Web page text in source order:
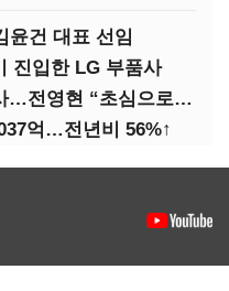
윤건 대표 선임
진입한 LG 부품사
삼성전자, 창립 56주년 행사…전영현 “초심으로 경쟁력 회복해야”
억…전년비 56%↑